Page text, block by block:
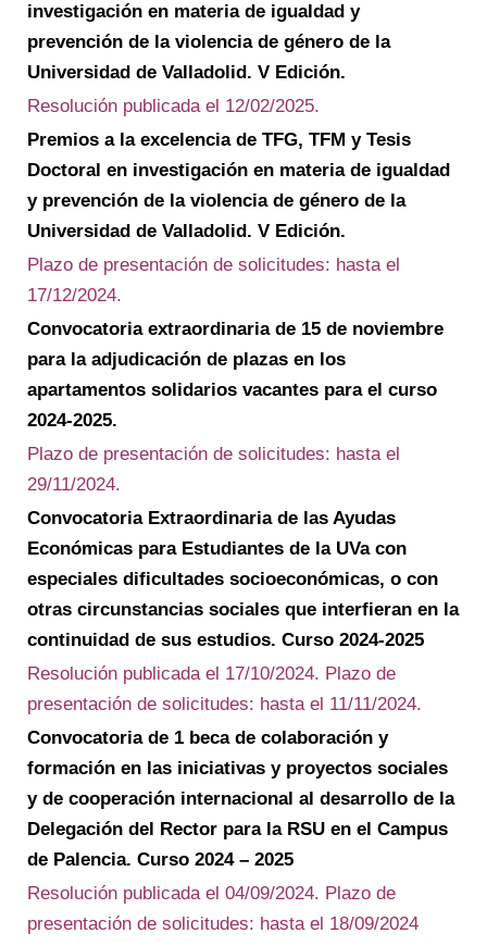
investigación en materia de igualdad y
prevención de la violencia de género de la
Universidad de Valladolid. V Edición.
Resolución publicada el 12/02/2025.
Premios a la excelencia de TFG, TFM y Tesis
Doctoral en investigación en materia de igualdad
y prevención de la violencia de género de la
Universidad de Valladolid. V Edición.
Plazo de presentación de solicitudes: hasta el
17/12/2024.
Convocatoria extraordinaria de 15 de noviembre
para la adjudicación de plazas en los
apartamentos solidarios vacantes para el curso
2024-2025.
Plazo de presentación de solicitudes: hasta el
29/11/2024.
Convocatoria Extraordinaria de las Ayudas
Económicas para Estudiantes de la UVa con
especiales dificultades socioeconómicas, o con
otras circunstancias sociales que interfieran en la
continuidad de sus estudios. Curso 2024-2025
Resolución publicada el 17/10/2024. Plazo de
presentación de solicitudes: hasta el 11/11/2024.
Convocatoria de 1 beca de colaboración y
formación en las iniciativas y proyectos sociales
y de cooperación internacional al desarrollo de la
Delegación del Rector para la RSU en el Campus
de Palencia. Curso 2024 – 2025
Resolución publicada el 04/09/2024. Plazo de
presentación de solicitudes: hasta el 18/09/2024